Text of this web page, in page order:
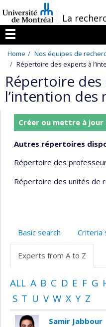
au
contenu
/La
Menu
Home
Nos équipes de
Répertoire des experts à
Répertoire des
l’intention des
Créer ou mettre à jour
Autres répertoires
Répertoire des
Répertoire des unités de
Basic search Criteria
Experts from A to Z
ALL A B C D E F G
S T U V W X Y Z
Samir Jabbour